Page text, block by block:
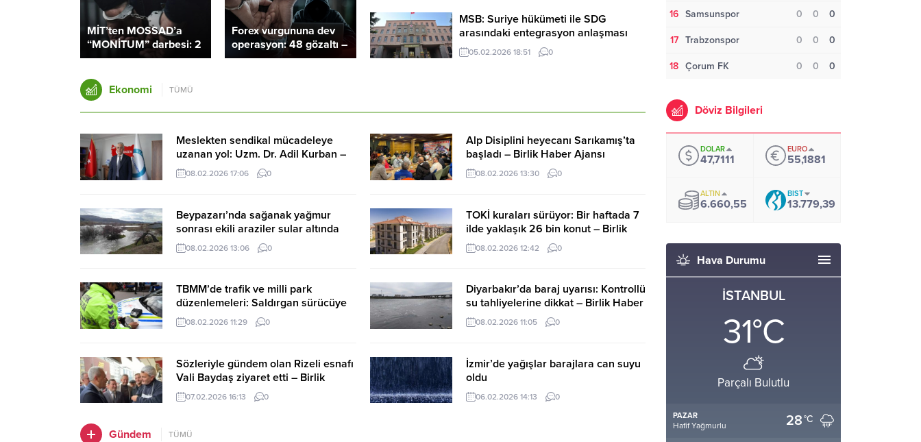
MİT’ten MOSSAD’a
“MONİTUM” darbesi: 2
gözaltı – Birlik Haber
Forex vurgununa dev
operasyon: 48 gözaltı –
Birlik Haber Ajansı
MSB: Suriye hükümeti ile SDG
arasındaki entegrasyon anlaşması
memnuniyetle karşılandı – Birlik
Haber Ajansı
05.02.2026 18:51 0
Ekonomi TÜMÜ
Meslekten sendikal mücadeleye
uzanan yol: Uzm. Dr. Adil Kurban –
Birlik Haber Ajansı
08.02.2026 17:06 0
Alp Disiplini heyecanı Sarıkamış’ta
başladı – Birlik Haber Ajansı
08.02.2026 13:30 0
Beypazarı’nda sağanak yağmur
sonrası ekili araziler sular altında
kaldı – Birlik Haber Ajansı
08.02.2026 13:06 0
TOKİ kuraları sürüyor: Bir haftada 7
ilde yaklaşık 26 bin konut – Birlik
Haber Ajansı
08.02.2026 12:42 0
TBMM’de trafik ve milli park
düzenlemeleri: Saldırgan sürücüye
180 bin lira ceza – Birlik Haber
Ajansı
08.02.2026 11:29 0
Diyarbakır’da baraj uyarısı: Kontrollü
su tahliyelerine dikkat – Birlik Haber
Ajansı
08.02.2026 11:05 0
Sözleriyle gündem olan Rizeli esnafı
Vali Baydaş ziyaret etti – Birlik
Haber Ajansı
07.02.2026 16:13 0
İzmir’de yağışlar barajlara can suyu
oldu
06.02.2026 14:13 0
Gündem TÜMÜ
16 Samsunspor 0 0 0
17 Trabzonspor 0 0 0
18 Çorum FK 0 0 0
Döviz Bilgileri
DOLAR
47,7111
EURO
55,1881
ALTIN
6.660,55
BIST
13.779,39
Hava Durumu
İSTANBUL
31°C
Parçalı Bulutlu
PAZAR
Hafif Yağmurlu 28°C